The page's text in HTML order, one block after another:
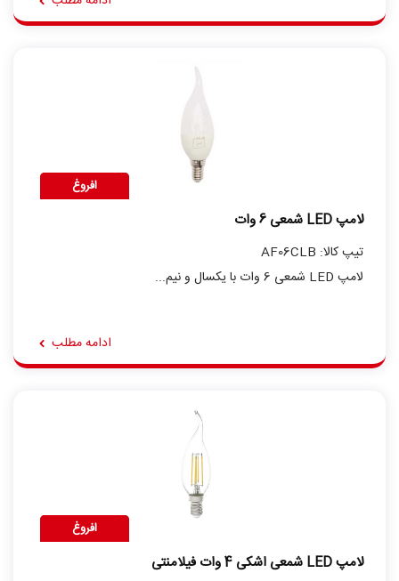
افروغ
لامپ LED شمعی 6 وات
تیپ کالا: AF06CLB
لامپ LED شمعی 6 وات با یکسال و نیم...
ادامه مطلب
افروغ
لامپ LED شمعی اشکی 4 وات فیلامنتی